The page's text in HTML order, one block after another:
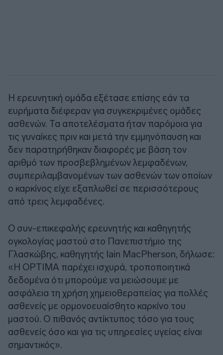
Η ερευνητική ομάδα εξέτασε επίσης εάν τα
ευρήματα διέφεραν για συγκεκριμένες ομάδες
ασθενών. Τα αποτελέσματα ήταν παρόμοια για
τις γυναίκες πριν και μετά την εμμηνόπαυση και
δεν παρατηρήθηκαν διαφορές με βάση τον
αριθμό των προσβεβλημένων λεμφαδένων,
συμπεριλαμβανομένων των ασθενών των οποίων
ο καρκίνος είχε εξαπλωθεί σε περισσότερους
από τρεις λεμφαδένες.
Ο συν-επικεφαλής ερευνητής και καθηγητής
ογκολογίας μαστού στο Πανεπιστήμιο της
Γλασκώβης, καθηγητής Iain MacPherson, δήλωσε:
«Η OPTIMA παρέχει ισχυρά, τροποποιητικά
δεδομένα ότι μπορούμε να μειώσουμε με
ασφάλεια τη χρήση χημειοθεραπείας για πολλές
ασθενείς με ορμονοευαίσθητο καρκίνο του
μαστού. Ο πιθανός αντίκτυπος τόσο για τους
ασθενείς όσο και για τις υπηρεσίες υγείας είναι
σημαντικός».